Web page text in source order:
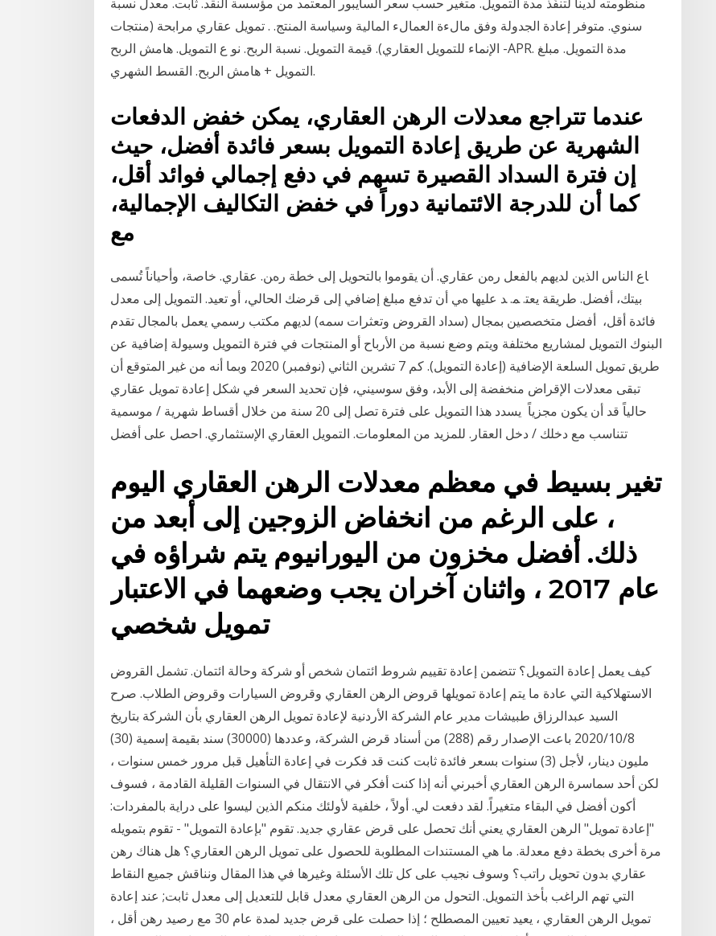
سنوي. متوفر إعادة الجدولة وفق مالءة العمالء المالية وسياسة المنتج. . تمويل عقاري مرابحة (منتجات
الإنماء للتمويل العقاري). قيمة التمويل. نسبة الربح. نو ع التمويل. هامش الربح -APR. مدة التمويل. مبلغ
التمويل + هامش الربح. القسط الشهري.
عندما تتراجع معدلات الرهن العقاري، يمكن خفض الدفعات
الشهرية عن طريق إعادة التمويل بسعر فائدة أفضل، حيث
إن فترة السداد القصيرة تسهم في دفع إجمالي فوائد أقل،
كما أن للدرجة الائتمانية دوراً في خفض التكاليف الإجمالية،
مع
ﺎع اﻟﻨﺎس اﻟﺬﻳﻦ ﻟﺪﻳﻬﻢ ﺑﺎﻟﻔﻌﻞ رهﻦ ﻋﻘﺎري. أن ﻳﻘﻮﻣﻮا ﺑﺎﻟﺘﺤﻮﻳﻞ إﻟﻰ ﺧﻄﺔ رهﻦ. ﻋﻘﺎري. ﺧﺎﺻﺔ، وأﺣﻴﺎﻧﺎً ﺗُﺴﻤﻰ
ﺑﻴﺘﻚ، أﻓﻀﻞ. ﻃﺮﻳﻘﺔ ﻳﻌﺘ. ﻤ. ﺪ ﻋﻠﻴﻬﺎ هﻲ أن ﺗﺪﻓﻊ ﻣﺒﻠﻎ إﺿﺎﻓﻲ إﻟﻰ ﻗﺮﺿﻚ اﻟﺤﺎﻟﻲ، أو ﺗﻌﻴﺪ. اﻟﺘﻤﻮﻳﻞ إﻟﻰ ﻣﻌﺪل
ﻓﺎﺋﺪة أﻗﻞ، أفضل متخصصين بمجال (سداد القروض وتعثرات سمه) لديهم مكتب رسمي يعمل بالمجال تقدم
البنوك التمويل لمشاريع مختلفة ويتم وضع نسبة من الأرباح أو المنتجات في فترة التمويل وسيولة إضافية عن
طريق تمويل السلعة الإضافية (إعادة التمويل). كم 7 تشرين الثاني (نوفمبر) 2020 وبما أنه من غير المتوقع أن
تبقى معدلات الإقراض منخفضة إلى الأبد، وفق سوسيني، فإن تحديد السعر في شكل إعادة تمويل عقاري
حالياً قد أن يكون مجزياً يسدد هذا التمويل على فترة تصل إلى 20 سنة من خلال أقساط شهرية / موسمية
تغير بسيط في معظم معدلات الرهن العقاري اليوم
، على الرغم من انخفاض الزوجين إلى أبعد من
ذلك. أفضل مخزون من اليورانيوم يتم شراؤه في
عام 2017 ، واثنان آخران يجب وضعهما في الاعتبار
تمويل شخصي
كيف يعمل إعادة التمويل؟ تتضمن إعادة تقييم شروط ائتمان شخص أو شركة وحالة ائتمان. تشمل القروض
الاستهلاكية التي عادة ما يتم إعادة تمويلها قروض الرهن العقاري وقروض السيارات وقروض الطلاب. صرح
السيد عبدالرزاق طبيشات مدير عام الشركة الأردنية لإعادة تمويل الرهن العقاري بأن الشركة بتاريخ
2020/10/8 باعت الإصدار رقم (288) من أسناد قرض الشركة، وعددها (30000) سند بقيمة إسمية (30)
مليون دينار، لأجل (3) سنوات بسعر فائدة ثابت كنت قد فكرت في إعادة التأهيل قبل مرور خمس سنوات ،
لكن أحد سماسرة الرهن العقاري أخبرني أنه إذا كنت أفكر في الانتقال في السنوات القليلة القادمة ، فسوف
أكون أفضل في البقاء متغيراً. لقد دفعت لي. أولاً ، خلفية لأولئك منكم الذين ليسوا على دراية بالمفردات:
"إعادة تمويل" الرهن العقاري يعني أنك تحصل على قرض عقاري جديد. تقوم "بإعادة التمويل" - تقوم بتمويله
مرة أخرى بخطة دفع معدلة. ما هي المستندات المطلوبة للحصول على تمويل الرهن العقاري؟ هل هناك رهن
عقاري بدون تحويل راتب؟ وسوف نجيب على كل تلك الأسئلة وغيرها في هذا المقال ونناقش جميع النقاط
التي تهم الراغب بأخذ التمويل. التحول من الرهن العقاري معدل قابل للتعديل إلى معدل ثابت; عند إعادة
تمويل الرهن العقاري ، يعيد تعيين المصطلح ؛ إذا حصلت على قرض جديد لمدة عام 30 مع رصيد رهن أقل ،